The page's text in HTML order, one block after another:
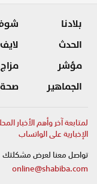
بلادنا
الحدث
مؤشر
الجماهير
مزاج
لمتابعة آخر وأهم الأخبار
الإخبارية على الواتساب
تواصل معنا لعرض مشكلتك
online@shabiba.com